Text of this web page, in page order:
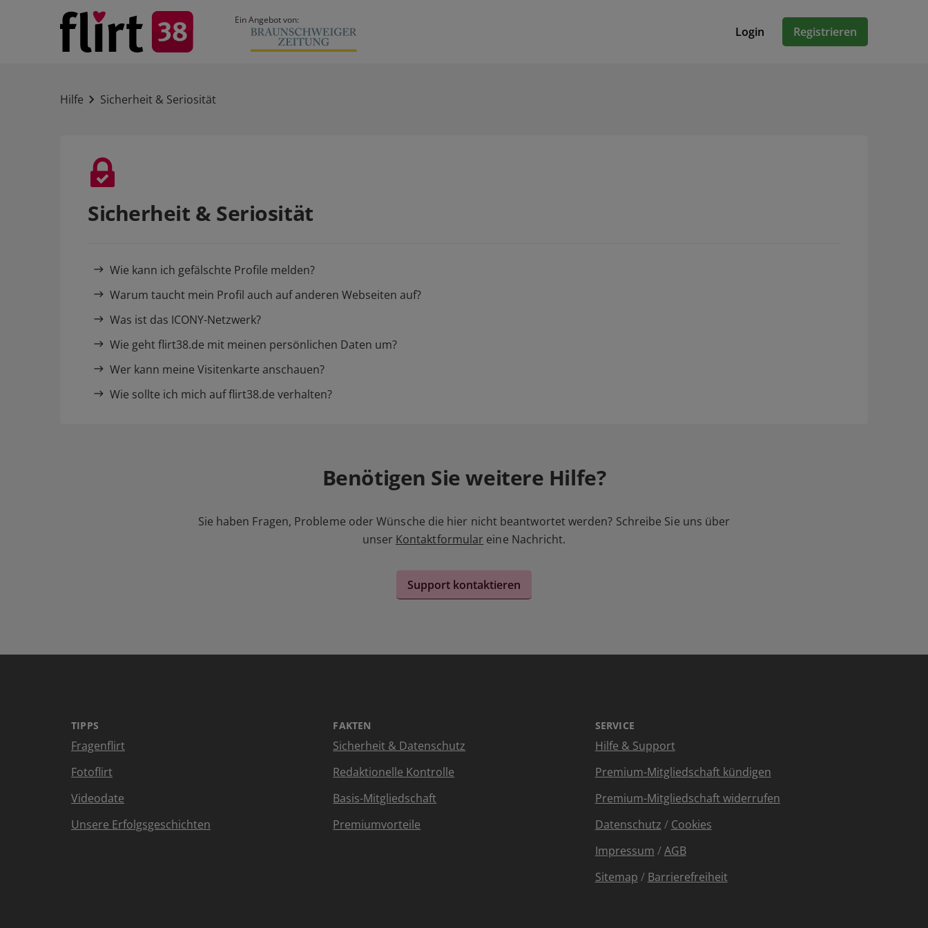
Ein Angebot von:
Login Registrieren
Hilfe Sicherheit & Seriosität
Sicherheit & Seriosität
Wie kann ich gefälschte Profile melden?
Warum taucht mein Profil auch auf anderen Webseiten auf?
Was ist das ICONY-Netzwerk?
Wie geht flirt38.de mit meinen persönlichen Daten um?
Wer kann meine Visitenkarte anschauen?
Wie sollte ich mich auf flirt38.de verhalten?
Benötigen Sie weitere Hilfe?
Sie haben Fragen, Probleme oder Wünsche die hier nicht beantwortet werden? Schreibe Sie uns über
unser Kontaktformular eine Nachricht.
Support kontaktieren
TIPPS
Fragenflirt
Fotoflirt
Videodate
Unsere Erfolgsgeschichten
FAKTEN
Sicherheit & Datenschutz
Redaktionelle Kontrolle
Basis-Mitgliedschaft
Premiumvorteile
SERVICE
Hilfe & Support
Premium-Mitgliedschaft kündigen
Premium-Mitgliedschaft widerrufen
Datenschutz / Cookies
Impressum /AGB
Sitemap / Barrierefreiheit